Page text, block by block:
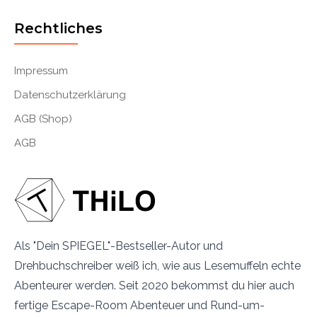
Als "Dein SPIEGEL"-Bestseller-Autor und
Drehbuchschreiber weiß ich, wie aus Lesemuffeln echte
Abenteurer werden. Seit 2020 bekommst du hier auch
fertige Escape-Room Abenteuer und Rund-um-
Rechtliches
Impressum
Datenschutzerklärung
AGB (Shop)
AGB